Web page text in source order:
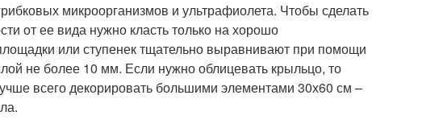
микроорганизмов и ультрафиолета. Чтобы сделать
от ее вида нужно класть только на хорошо
или ступенек тщательно выравнивают при помощи
не более 10 мм. Если нужно облицевать крыльцо, то
всего декорировать большими элементами 30х60 см –